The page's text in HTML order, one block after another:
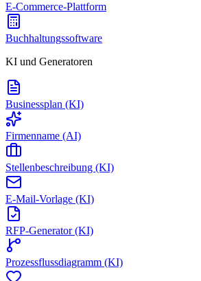
E-Commerce-Plattform
Buchhaltungssoftware
KI und Generatoren
Businessplan (KI)
Firmenname (AI)
Stellenbeschreibung (KI)
E-Mail-Vorlage (KI)
RFP-Generator (KI)
Prozessflussdiagramm (KI)